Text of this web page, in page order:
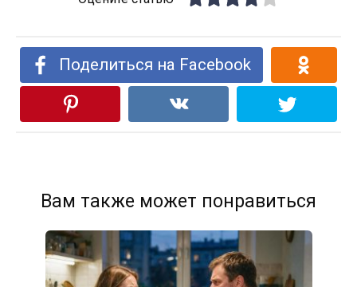
Поделиться на Facebook
Вам также может понравиться